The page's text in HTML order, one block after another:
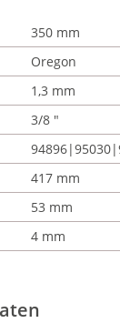
350 mm
Oregon
1,3 mm
3/8 "
417 mm
53 mm
4 mm